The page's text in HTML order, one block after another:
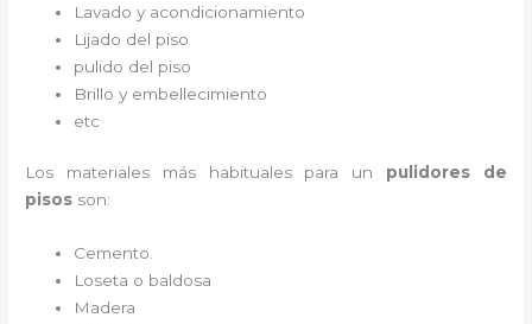
Lavado y acondicionamiento
Lijado del piso
pulido del piso
Brillo y embellecimiento
etc
Los materiales más habituales para un pulidores de
pisos son:
Cemento.
Loseta o baldosa
Madera